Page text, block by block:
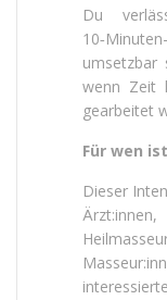
Du
umsetzbar
wenn Zeit
gearbeitet
Für wen
Dieser